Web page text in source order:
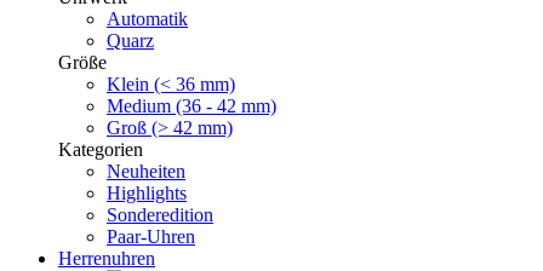
Automatik
Quarz
Größe
Klein (< 36 mm)
Medium (36 - 42 mm)
Groß (> 42 mm)
Kategorien
Neuheiten
Highlights
Sonderedition
Paar-Uhren
Herrenuhren